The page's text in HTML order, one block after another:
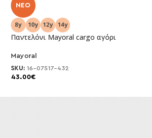
NEO
Παντελόνι Μayoral cargo αγόρι
Mayoral
SKU: 16-07517-432
43.00€